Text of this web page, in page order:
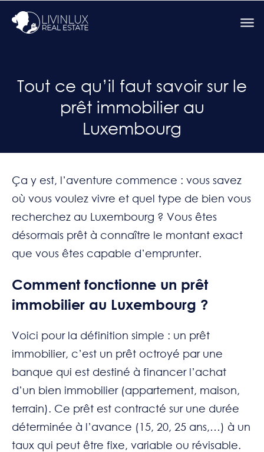
Tout ce qu’il faut savoir sur le
prêt immobilier au
Luxembourg
Ça y est, l’aventure commence : vous savez
où vous voulez vivre et quel type de bien vous
recherchez au Luxembourg ? Vous êtes
désormais prêt à connaître le montant exact
que vous êtes capable d’emprunter.
Comment fonctionne un prêt
immobilier au Luxembourg ?
Voici pour la définition simple : un prêt
immobilier, c’est un prêt octroyé par une
banque qui est destiné à financer l’achat
d’un bien immobilier (appartement, maison,
terrain). Ce prêt est contracté sur une durée
déterminée à l’avance (15, 20, 25 ans,…) à un
taux qui peut être fixe, variable ou révisable.